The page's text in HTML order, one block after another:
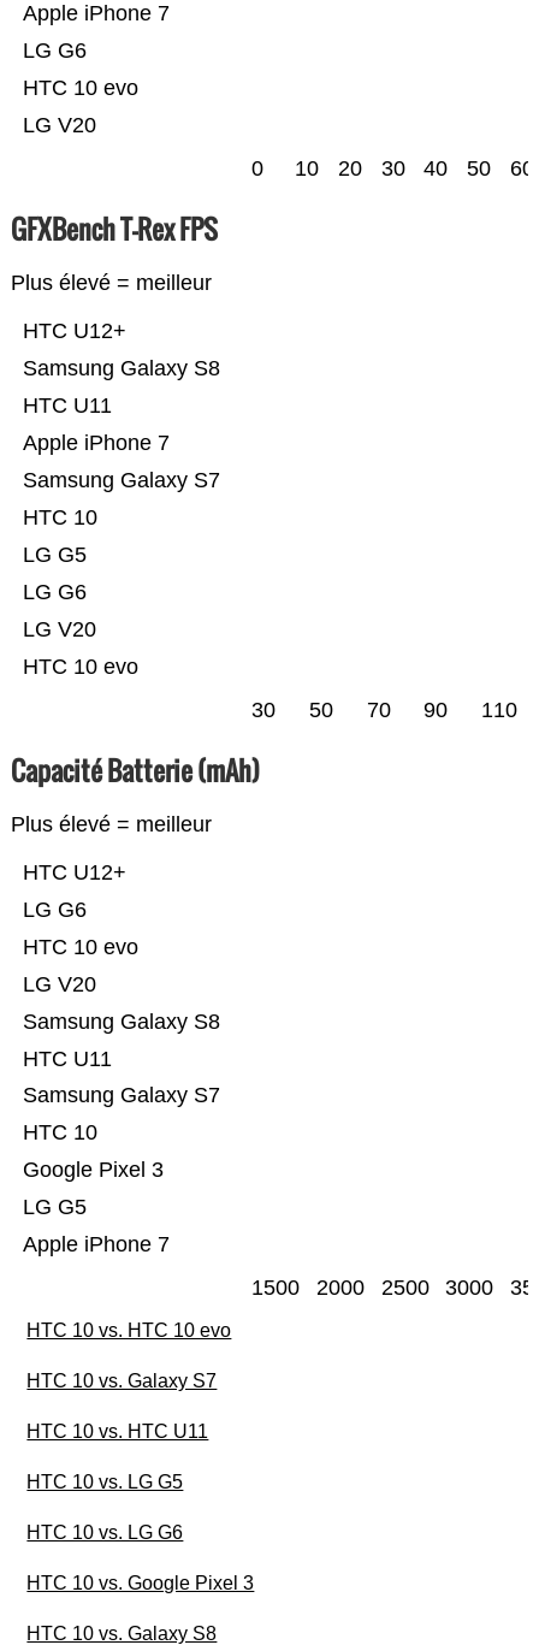
LG V20
HTC 10 evo
LG G6
Apple iPhone 7
0 10 20 30 40 50 60
GFXBench T-Rex FPS
Plus élevé = meilleur
HTC 10 evo
LG V20
LG G6
LG G5
HTC 10
Samsung Galaxy S7
Apple iPhone 7
HTC U11
Samsung Galaxy S8
HTC U12+
30 50 70 90 110
Capacité Batterie (mAh)
Plus élevé = meilleur
Apple iPhone 7
LG G5
Google Pixel 3
HTC 10
Samsung Galaxy S7
HTC U11
Samsung Galaxy S8
LG V20
HTC 10 evo
LG G6
HTC U12+
1500 2000 2500 3000
HTC 10 vs. HTC 10 evo
HTC 10 vs. Galaxy S7
HTC 10 vs. HTC U11
HTC 10 vs. LG G5
HTC 10 vs. LG G6
HTC 10 vs. Google Pixel 3
HTC 10 vs. Galaxy S8